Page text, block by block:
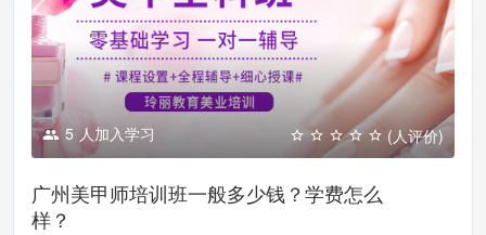
5 人加入学习 (人评价)
广州美甲师培训班一般多少钱？学费怎么
样？